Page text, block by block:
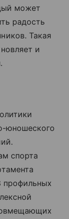
может
радость
Такая
и
юношеского
спорта
профильных